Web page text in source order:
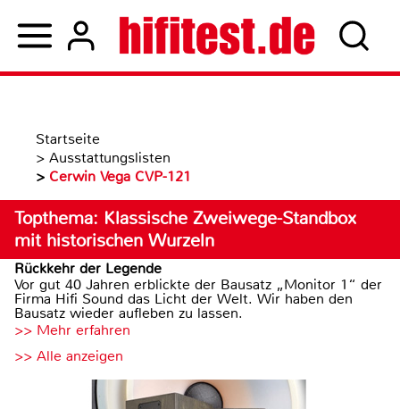
Startseite
> Ausstattungslisten
> Cerwin Vega CVP-121
Topthema: Klassische Zweiwege-Standbox
mit historischen Wurzeln
Rückkehr der Legende
Vor gut 40 Jahren erblickte der Bausatz „Monitor 1“ der
Firma Hifi Sound das Licht der Welt. Wir haben den
Bausatz wieder aufleben zu lassen.
>> Mehr erfahren
>> Alle anzeigen